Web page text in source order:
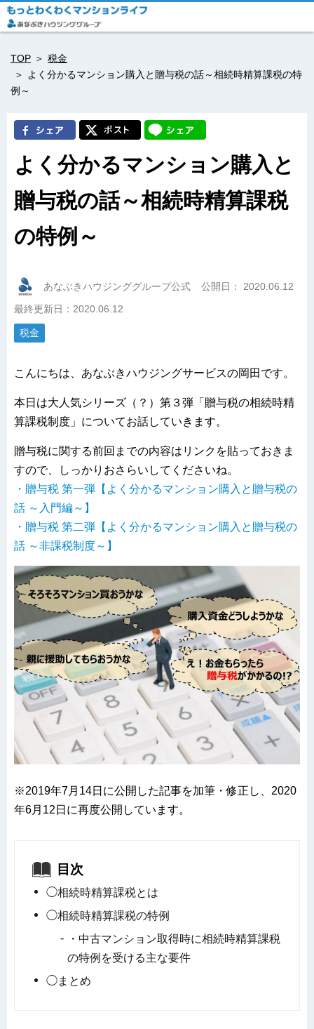
TOP
税金
よく分かるマンション購入と贈与税の話～相続時精算課税の特
例～
よく分かるマンション購入と
贈与税の話～相続時精算課税
の特例～
あなぶきハウジンググループ公式 公開日： 2020.06.12
最終更新日：2020.06.12
税金
こんにちは、あなぶきハウジングサービスの岡田です。
本日は大人気シリーズ（？）第３弾「贈与税の相続時精
算課税制度」についてお話していきます。
贈与税に関する前回までの内容はリンクを貼っておきま
すので、しっかりおさらいしてくださいね。
・贈与税 第一弾【よく分かるマンション購入と贈与税の
話 ～入門編～】
・贈与税 第二弾【よく分かるマンション購入と贈与税の
話 ～非課税制度～】
※2019年7月14日に公開した記事を加筆・修正し、2020
年6月12日に再度公開しています。
目次
◯相続時精算課税とは
◯相続時精算課税の特例
・中古マンション取得時に相続時精算課税
の特例を受ける主な要件
◯まとめ